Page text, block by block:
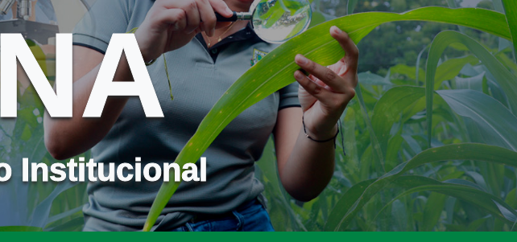
Institucional